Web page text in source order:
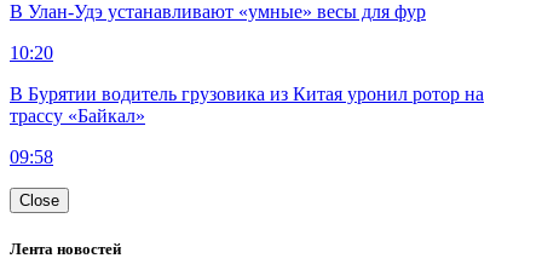
В Улан-Удэ устанавливают «умные» весы для фур
10:20
В Бурятии водитель грузовика из Китая уронил ротор на
трассу «Байкал»
09:58
Close
Лента новостей